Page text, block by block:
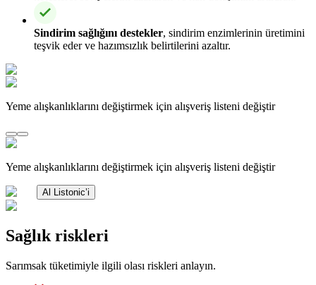
Sindirim sağlığını destekler, sindirim enzimlerinin üretimini
teşvik eder ve hazımsızlık belirtilerini azaltır.
Yeme alışkanlıklarını değiştirmek için alışveriş listeni değiştir
Yeme alışkanlıklarını değiştirmek için alışveriş listeni değiştir
Al Listonic’i
Sağlık riskleri
Sarımsak tüketimiyle ilgili olası riskleri anlayın.